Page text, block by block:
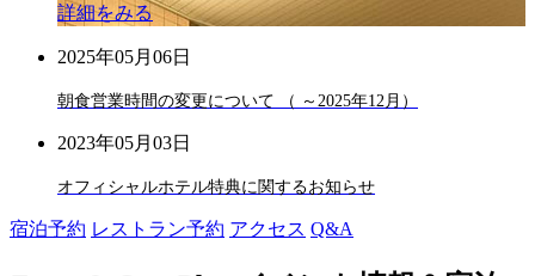
詳細をみる
2025年05月06日
朝食営業時間の変更について （ ～2025年12月）
2023年05月03日
オフィシャルホテル特典に関するお知らせ
宿泊予約 レストラン予約 アクセス Q&A